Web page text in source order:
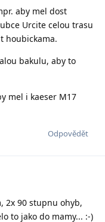
aby mel dost
Urcite celou trasu
houbickama.
bakulu, aby to
mel i kaeser M17
Odpovědět
2x 90 stupnu ohyb,
to jako do mamy... :-)